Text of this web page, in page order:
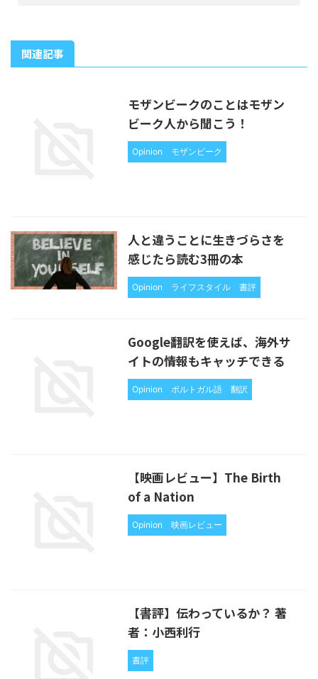
関連記事
モザンビークのことはモザン
ビーク人から聞こう！
Opinion モザンビーク
人と違うことに生きづらさを
感じたら読む3冊の本
Opinion ライフスタイル 書評
Google翻訳を使えば、海外サ
イトの情報もキャッチできる
Opinion ポルトガル語 翻訳
【映画レビュー】The Birth
of a Nation
Opinion 映画レビュー
【書評】伝わっているか？ 著
者：小西利行
書評